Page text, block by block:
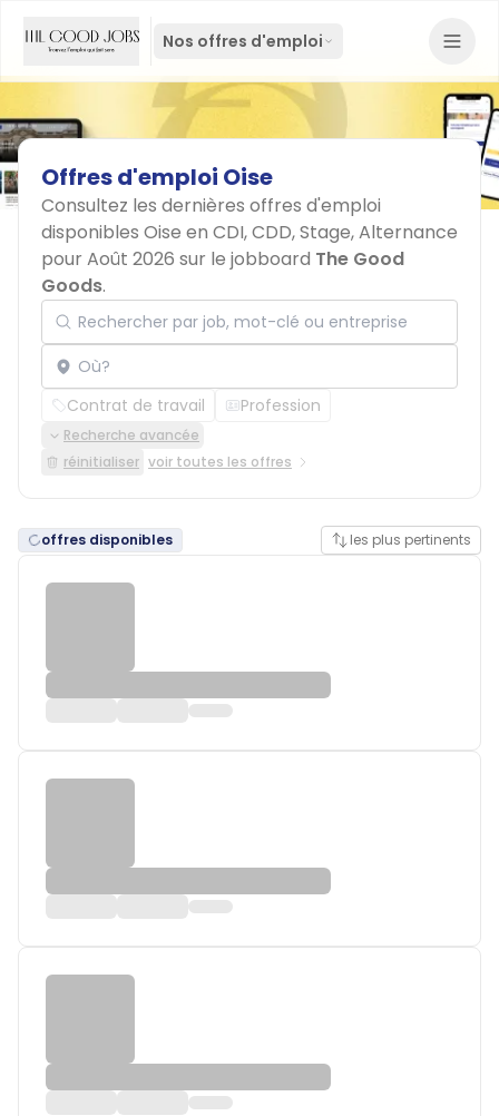
Nos offres d'emploi
Offresd'emploi Oise
Consultez les dernières offres d'emploi
disponibles Oise en CDI, CDD, Stage, Alternance
pour Août 2026 sur le jobboard The Good
Goods.
Rechercher par job, mot-clé ou entreprise
Localisation
Contrat de travail Profession
Recherche avancée
réinitialiser voir toutes les offres
offres disponibles les plus pertinents